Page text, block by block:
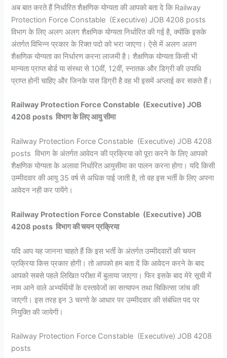
अब बात करते हैं निर्धारित शैक्षणिक योग्यता की आपको बता दे कि Railway
Protection Force Constable (Executive) JOB 4208 posts
विभाग के लिए अलग अलग शैक्षणिक योग्यता निर्धारित की गई है, क्योंकि इसके
अंतर्गत विभिन्न प्रकार के रिक्त पदो को भरा जाएगा। ऐसे में अलग अलग
शैक्षणिक योग्यता का निर्धारण करना लाजमी है। शैक्षणिक योग्यता किसी भी
मान्यता प्राप्त बोर्ड या संस्था से 10वीं, 12वीं, स्नातक और डिग्री की उपाधि
प्राप्त होनी चाहिए और जिनके पास डिग्री है वह भी इसमें अप्लाई कर सकते हैं।
Railway Protection Force Constable (Executive) JOB
4208 posts विभाग के लिए आयु सीमा
Railway Protection Force Constable (Executive) JOB 4208
posts विभाग के अंतर्गत आवेदन की प्रक्रिया को पूरा करने के लिए आपको
शैक्षणिक योग्यता के अलावा निर्धारित आयुसीमा का पालन करना होगा। यदि किसी
उम्मीदवार की आयु 35 वर्ष से अधिक पाई जाती है, तो वह इस भर्ती के लिए अपना
आवेदन नही कर पायेंगे।
Railway Protection Force Constable (Executive) JOB
4208 posts विभाग की चयन प्रक्रिया
यदि आप यह जानना चाहते हैं कि इस भर्ती के अंतर्गत उम्मीदवारों की चयन
प्रक्रिया किस प्रकार होगी। तो आपको हम बता दें कि आवेदन करने के बाद
आपको सबसे पहले लिखित परीक्षा में बुलाया जाएगा। फिर इसके बाद मेरे सूची में
नाम आने वाले अभ्यर्थियों के दस्तावेजों का सत्यापन तथा चिकित्सा जांच की
जाएगी। इस तरह इन 3 चरणो के आधार पर उम्मीदवार की संबंधित पद पर
नियुक्ति की जायेगी।
Railway Protection Force Constable (Executive) JOB 4208
posts